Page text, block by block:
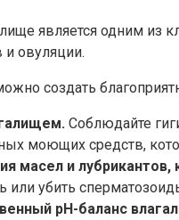
является одним
овуляции.
создать
Соблюдайте
моющих средств,
масел и
или убить
pH-баланс